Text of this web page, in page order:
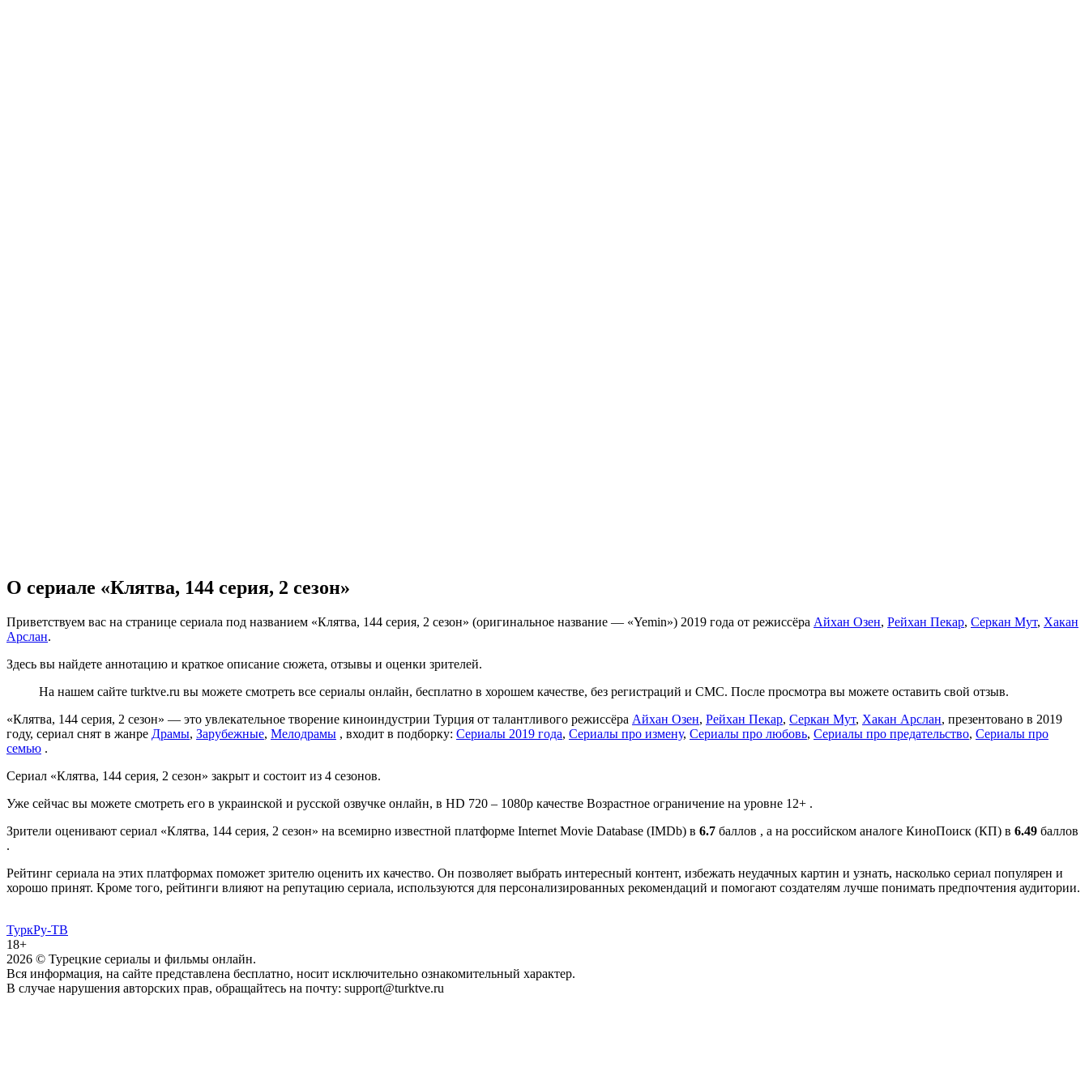
О сериале «Клятва, 144 серия, 2 сезон»
Приветствуем вас на странице сериала под названием «Клятва, 144 серия, 2 сезон» (оригинальное название — «Yemin») 2019 года от режиссёра Айхан Озен, Рейхан Пекар, Серкан Мут, Хакан
Арслан.
Здесь вы найдете аннотацию и краткое описание сюжета, отзывы и оценки зрителей.
На нашем сайте turktve.ru вы можете смотреть все сериалы онлайн, бесплатно в хорошем качестве, без регистраций и СМС. После просмотра вы можете оставить свой отзыв.
«Клятва, 144 серия, 2 сезон» — это увлекательное творение киноиндустрии Турция от талантливого режиссёра Айхан Озен, Рейхан Пекар, Серкан Мут, Хакан Арслан, презентовано в 2019
году, сериал снят в жанре Драмы, Зарубежные, Мелодрамы , входит в подборку: Сериалы 2019 года, Сериалы про измену, Сериалы про любовь, Сериалы про предательство, Сериалы про
семью .
Сериал «Клятва, 144 серия, 2 сезон» закрыт и состоит из 4 сезонов.
Уже сейчас вы можете смотреть его в украинской и русской озвучке онлайн, в HD 720 – 1080p качестве Возрастное ограничение на уровне 12+ .
Зрители оценивают сериал «Клятва, 144 серия, 2 сезон» на всемирно известной платформе Internet Movie Database (IMDb) в 6.7 баллов , а на российском аналоге КиноПоиск (КП) в 6.49 баллов
.
Рейтинг сериала на этих платформах поможет зрителю оценить их качество. Он позволяет выбрать интересный контент, избежать неудачных картин и узнать, насколько сериал популярен и
хорошо принят. Кроме того, рейтинги влияют на репутацию сериала, используются для персонализированных рекомендаций и помогают создателям лучше понимать предпочтения аудитории.
ТуркРу-ТВ
18+
2026 © Турецкие сериалы и фильмы онлайн.
Вся информация, на сайте представлена бесплатно, носит исключительно ознакомительный характер.
В случае нарушения авторских прав, обращайтесь на почту: support@turktve.ru